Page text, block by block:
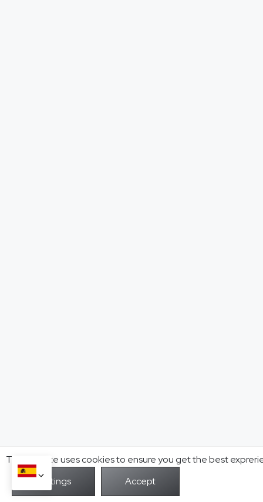
This website uses cookies to ensure you get the best